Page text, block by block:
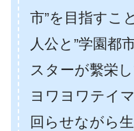
市”を目指すこ
人公と”学園都
スターが繫栄し
ヨワヨワテイ
回らせながら